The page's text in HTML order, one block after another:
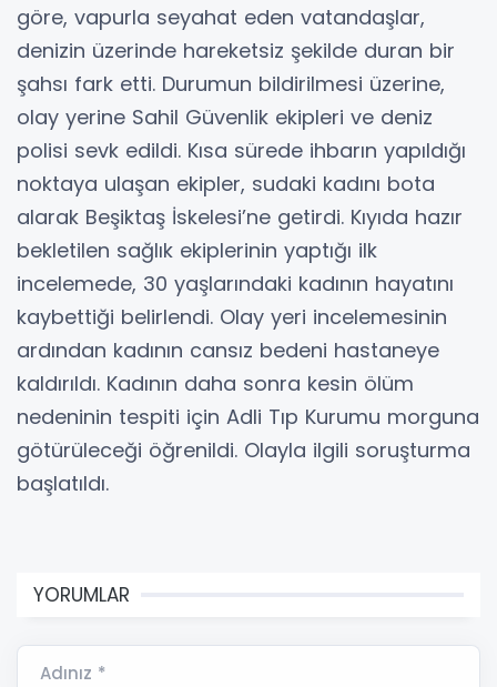
göre, vapurla seyahat eden vatandaşlar,
denizin üzerinde hareketsiz şekilde duran bir
şahsı fark etti. Durumun bildirilmesi üzerine,
olay yerine Sahil Güvenlik ekipleri ve deniz
polisi sevk edildi. Kısa sürede ihbarın yapıldığı
noktaya ulaşan ekipler, sudaki kadını bota
alarak Beşiktaş İskelesi’ne getirdi. Kıyıda hazır
bekletilen sağlık ekiplerinin yaptığı ilk
incelemede, 30 yaşlarındaki kadının hayatını
kaybettiği belirlendi. Olay yeri incelemesinin
ardından kadının cansız bedeni hastaneye
kaldırıldı. Kadının daha sonra kesin ölüm
nedeninin tespiti için Adli Tıp Kurumu morguna
götürüleceği öğrenildi. Olayla ilgili soruşturma
başlatıldı.
YORUMLAR
Adınız *